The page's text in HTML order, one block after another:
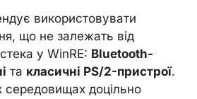
використовувати
що не залежать від
у WinRE: Bluetooth-
та класичні PS/2-пристрої.
середовищах доцільно